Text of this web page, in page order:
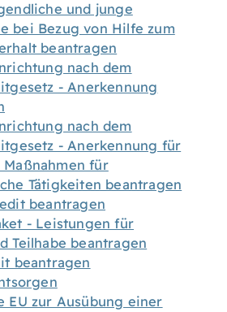
und junge
bei Bezug von Hilfe zum
beantragen
nach dem
- Anerkennung
nach dem
- Anerkennung für
Maßnahmen für
Tätigkeiten beantragen
beantragen
- Leistungen für
Teilhabe beantragen
beantragen
EU zur Ausübung einer